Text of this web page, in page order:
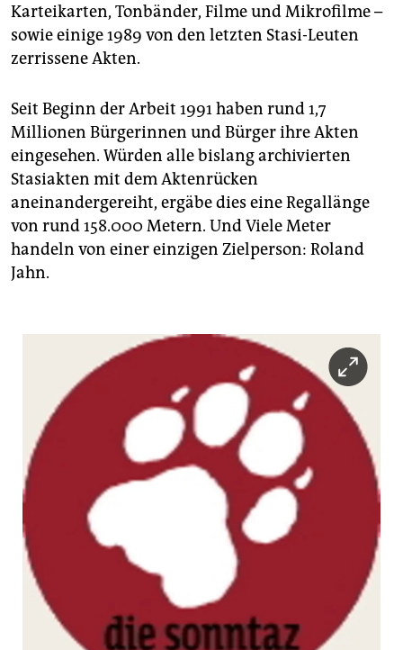
Karteikarten, Tonbänder, Filme und Mikrofilme –
sowie einige 1989 von den letzten Stasi-Leuten
zerrissene Akten.
Seit Beginn der Arbeit 1991 haben rund 1,7
Millionen Bürgerinnen und Bürger ihre Akten
eingesehen. Würden alle bislang archivierten
Stasiakten mit dem Aktenrücken
aneinandergereiht, ergäbe dies eine Regallänge
von rund 158.000 Metern. Und Viele Meter
handeln von einer einzigen Zielperson: Roland
Jahn.